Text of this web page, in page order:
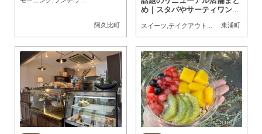
阿久比町 東浦町
め｜スタバやサーティワンも
スイーツ,テイクアウト ,開店,リニューアル